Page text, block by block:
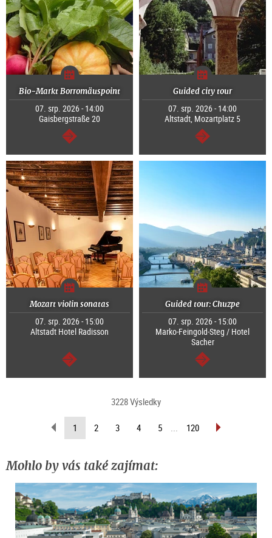
Bio-Markt Borromäuspoint
07. srp. 2026 - 14:00
Gaisbergstraße 20
continue
Guided city tour
07. srp. 2026 - 14:00
Altstadt, Mozartplatz 5
continue
Mozart violin sonatas
07. srp. 2026 - 15:00
Altstadt Hotel Radisson
continue
Guided tour: Chuzpe
07. srp. 2026 - 15:00
Marko-Feingold-Steg / Hotel
Sacher
continue
3228 Výsledky
scroll
back
1 (current
page)
2 3 4 5 ... 120 scroll
Mohlo by vás také zajímat: